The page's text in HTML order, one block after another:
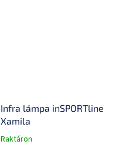
Infra lámpa inSPORTline
Xamila
A
Raktáron